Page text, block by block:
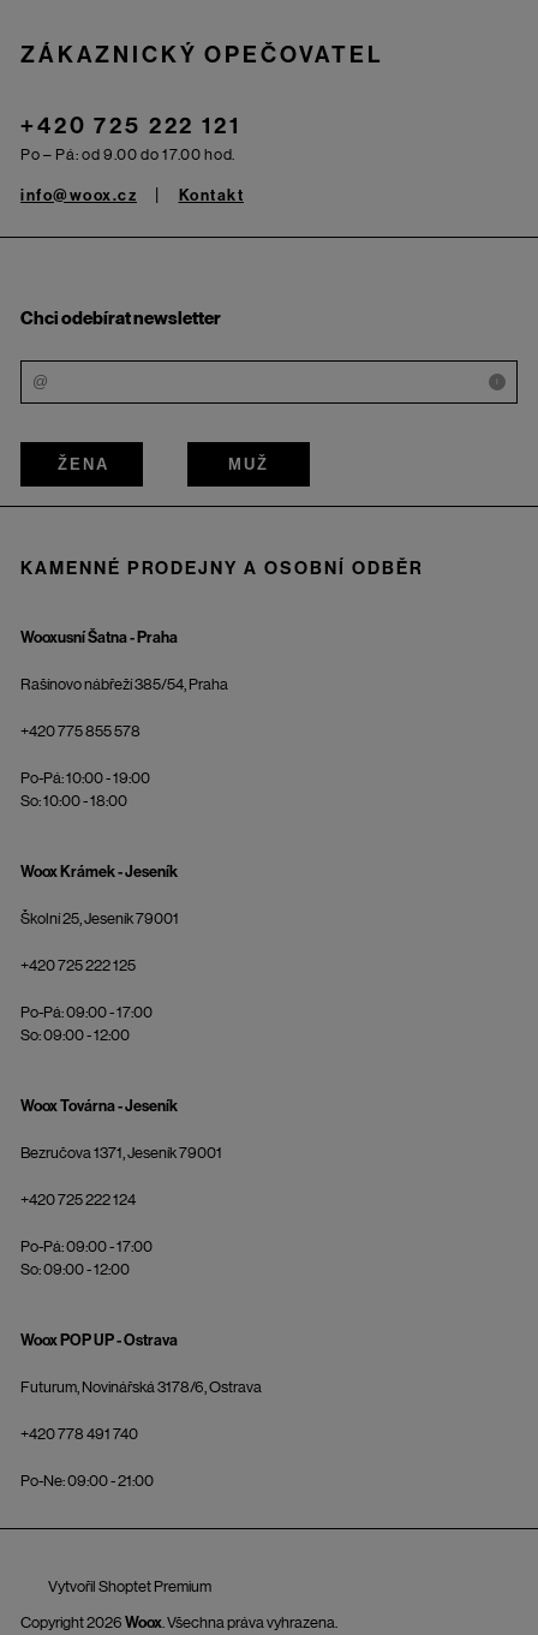
ZÁKAZNICKÝ OPEČOVATEL
+420 725 222 121
Po – Pá: od 9.00 do 17.00 hod.
info@woox.cz Kontakt
Chci odebírat newsletter
i
ŽENA MUŽ
KAMENNÉ PRODEJNY A OSOBNÍ ODBĚR
Wooxusní Šatna - Praha
Rašínovo nábřeží 385/54, Praha
+420 775 855 578
Po-Pá: 10:00 - 19:00
So: 10:00 - 18:00
Woox Krámek - Jeseník
Školní 25, Jeseník 79001
+420 725 222 125
Po-Pá: 09:00 - 17:00
So: 09:00 - 12:00
Woox Továrna - Jeseník
Bezručova 1371, Jeseník 79001
+420 725 222 124
Po-Pá: 09:00 - 17:00
So: 09:00 - 12:00
Woox POP UP - Ostrava
Futurum, Novinářská 3178/6, Ostrava
+420 778 491 740
Po-Ne: 09:00 - 21:00
Vytvořil Shoptet Premium
Copyright 2026 Woox . Všechna práva vyhrazena.